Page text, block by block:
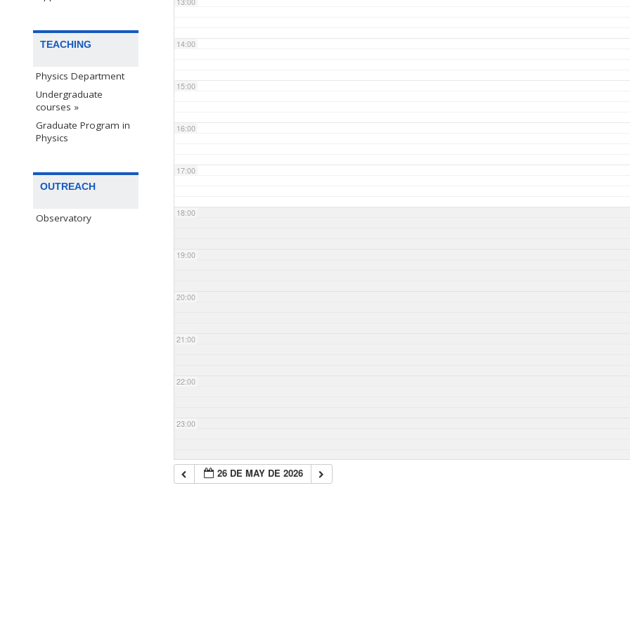
TEACHING
Physics Department
Undergraduate
courses »
Graduate Program in
Physics
OUTREACH
Observatory
14:00
15:00
16:00
17:00
18:00
19:00
20:00
21:00
22:00
23:00
26 DE MAY DE 2026